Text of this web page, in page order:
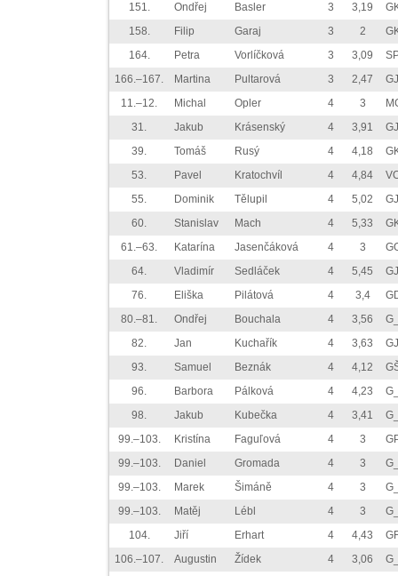
151.
Ondřej Basler 3 3,19
158.
Filip Garaj 3 2
164.
Petra Vorlíčková 3 3,09
166.–167.
Martina Pultarová 3 2,47
11.–12.
Michal Opler 4 3
31.
Jakub Krásenský 4 3,91
39.
Tomáš Rusý 4 4,18
53.
Pavel Kratochvíl 4 4,84
55.
Dominik Tělupil 4 5,02
60.
Stanislav Mach 4 5,33
61.–63.
Katarína Jasenčáková 4 3
64.
Vladimír Sedláček 4 5,45
76.
Eliška Pilátová 4 3,4
80.–81.
Ondřej Bouchala 4 3,56
82.
Jan Kuchařík 4 3,63
93.
Samuel Beznák 4 4,12
96.
Barbora Pálková 4 4,23
98.
Jakub Kubečka 4 3,41
99.–103.
Kristína Faguľová 4 3
99.–103.
Daniel Gromada 4 3
99.–103.
Marek Šimáně 4 3
99.–103.
Matěj Lébl 4 3
104.
Jiří Erhart 4 4,43
106.–107.
Augustin Žídek 4 3,06